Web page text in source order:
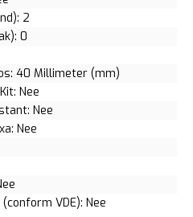
2
0
40 Millimeter (mm)
Nee
Nee
Nee
VDE): Nee